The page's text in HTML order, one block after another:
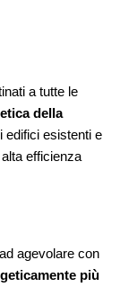
a tutte le
della
edifici esistenti e
efficienza
agevolare con
più